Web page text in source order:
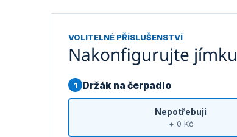
VOLITELNÉ PŘÍSLUŠENSTVÍ
Nakonfigurujte jímku
1 Držák na čerpadlo
Nepotřebuji
+ 0 Kč